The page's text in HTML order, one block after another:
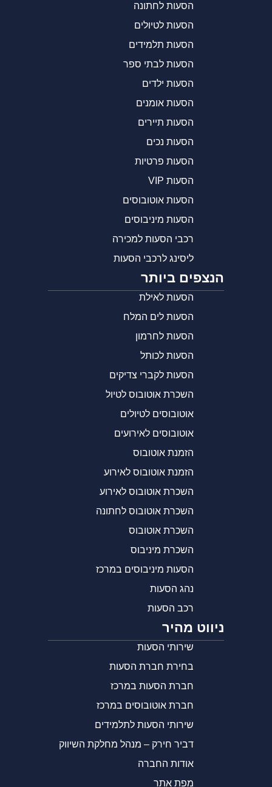
הסעות לחתונה
הסעות לטיולים
הסעות תלמידים
הסעות לבתי ספר
הסעות ילדים
הסעות אומנים
הסעות תיירים
הסעות נכים
הסעות פרטיות
הסעות VIP
הסעות אוטובוסים
הסעות מיניבוסים
רכבי הסעות למכירה
ליסינג לרכבי הסעות
הנצפים ביותר
הסעות לאילת
הסעות לים המלח
הסעות לחרמון
הסעות לכותל
הסעות לקברי צדיקים
השכרת אוטובוס לטיול
אוטובוסים לטיולים
אוטובוסים לאירועים
הזמנת אוטובוס
הזמנת אוטובוס לאירוע
השכרת אוטובוס לאירוע
השכרת אוטובוס לחתונה
השכרת אוטובוס
השכרת מיניבוס
הסעות מיניבוסים במרכז
נהג הסעות
רכב הסעות
ניווט מהיר
שירותי הסעות
בחירת חברת הסעות
חברת הסעות במרכז
חברת אוטובוסים במרכז
שירותי הסעות לתלמידים
דביר חירק – מנהל מחלקת השיווק
אודות החברה
מפת אתר